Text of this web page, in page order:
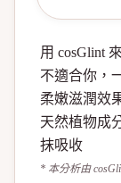
用 cosGlint
不適合你，
柔嫩滋潤效
天然植物成
抹吸收
* 本分析由